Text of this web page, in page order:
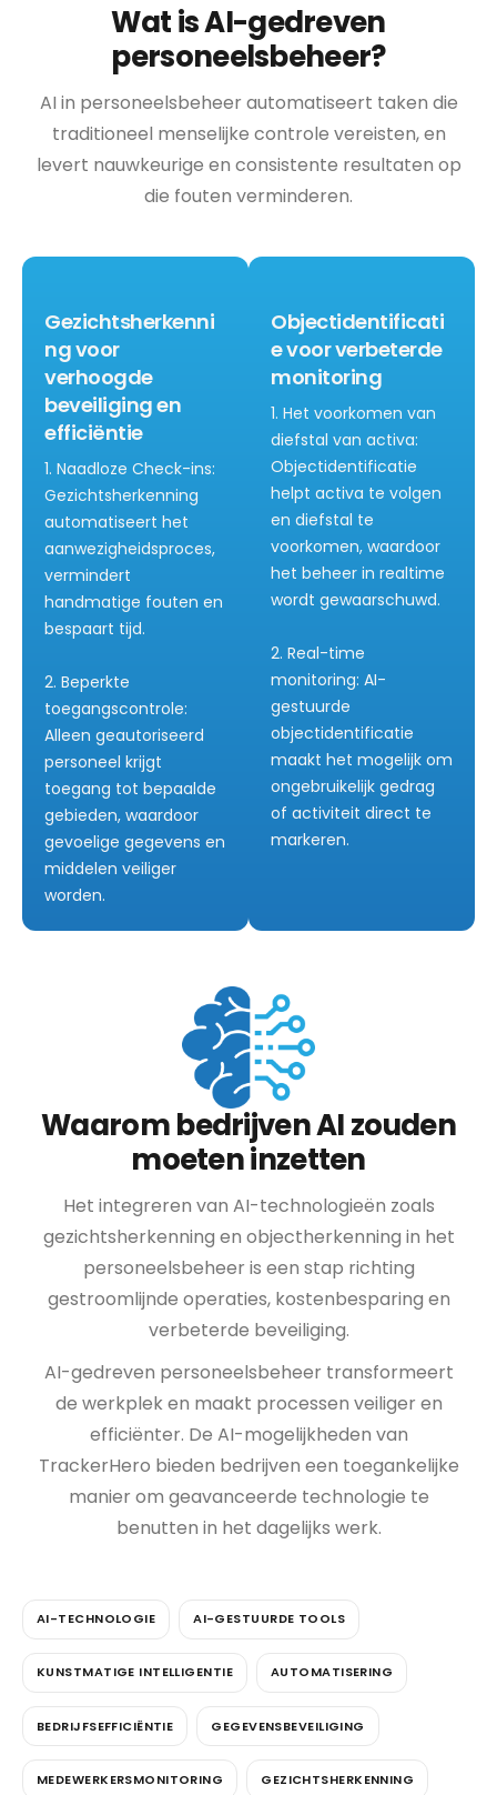
Wat is AI-gedreven
personeelsbeheer?
AI in personeelsbeheer automatiseert taken die
traditioneel menselijke controle vereisten, en
levert nauwkeurige en consistente resultaten op
die fouten verminderen.
Gezichtsherkenni
ng voor
verhoogde
beveiliging en
efficiëntie
1. Naadloze Check-ins:
Gezichtsherkenning
automatiseert het
aanwezigheidsproces,
vermindert
handmatige fouten en
bespaart tijd.
2. Beperkte
toegangscontrole:
Alleen geautoriseerd
personeel krijgt
toegang tot bepaalde
gebieden, waardoor
gevoelige gegevens en
middelen veiliger
worden.
Objectidentificati
e voor verbeterde
monitoring
1. Het voorkomen van
diefstal van activa:
Objectidentificatie
helpt activa te volgen
en diefstal te
voorkomen, waardoor
het beheer in realtime
wordt gewaarschuwd.
2. Real-time
monitoring: AI-
gestuurde
objectidentificatie
maakt het mogelijk om
ongebruikelijk gedrag
of activiteit direct te
markeren.
Waarom bedrijven AI zouden
moeten inzetten
Het integreren van AI-technologieën zoals
gezichtsherkenning en objectherkenning in het
personeelsbeheer is een stap richting
gestroomlijnde operaties, kostenbesparing en
verbeterde beveiliging.
AI-gedreven personeelsbeheer transformeert
de werkplek en maakt processen veiliger en
efficiënter. De AI-mogelijkheden van
TrackerHero bieden bedrijven een toegankelijke
manier om geavanceerde technologie te
benutten in het dagelijks werk.
AI-TECHNOLOGIE AI-GESTUURDE TOOLS
KUNSTMATIGE INTELLIGENTIE AUTOMATISERING
BEDRIJFSEFFICIËNTIE GEGEVENSBEVEILIGING
MEDEWERKERSMONITORING GEZICHTSHERKENNING